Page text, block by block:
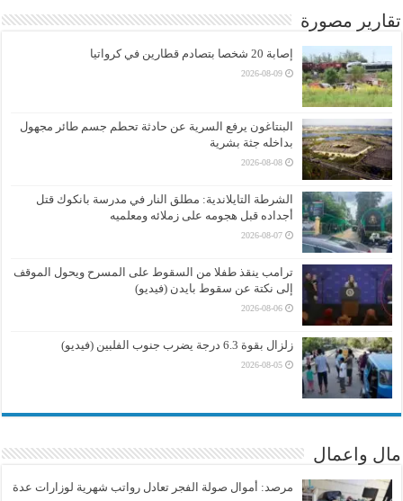
تقارير مصورة
إصابة 20 شخصا بتصادم قطارين في كرواتيا
2026-08-09
البنتاغون يرفع السرية عن حادثة تحطم جسم طائر مجهول
بداخله جثة بشرية
2026-08-08
الشرطة التايلاندية: مطلق النار في مدرسة بانكوك قتل
أجداده قبل هجومه على زملائه ومعلميه
2026-08-07
ترامب ينقذ طفلا من السقوط على المسرح ويحول الموقف
إلى نكتة عن سقوط بايدن (فيديو)
2026-08-06
زلزال بقوة 6.3 درجة يضرب جنوب الفلبين (فيديو)
2026-08-05
مال واعمال
مرصد: أموال صولة الفجر تعادل رواتب شهرية لوزارات عدة